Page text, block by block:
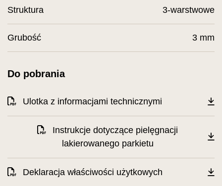
Do pobrania
Ulotka z informacjami technicznymi
Instrukcje dotyczące pielęgnacji
lakierowanego parkietu
Deklaracja właściwości użytkowych
Struktura 3-warstwowe
Grubość 3 mm